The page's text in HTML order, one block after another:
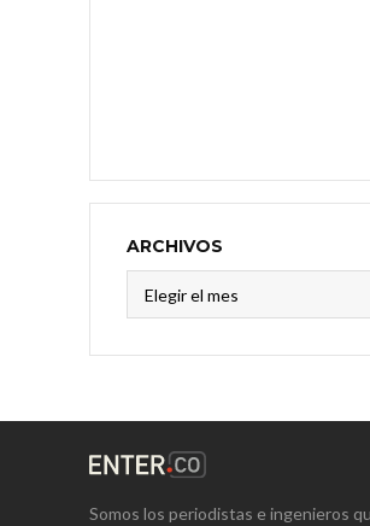
ARCHIVOS
Somos los periodistas e ingenieros